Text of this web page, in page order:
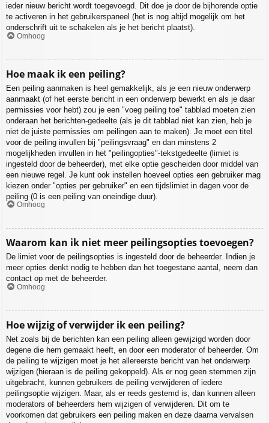
ieder nieuw bericht wordt toegevoegd. Dit doe je door de bijhorende optie
te activeren in het gebruikerspaneel (het is nog altijd mogelijk om het
onderschrift uit te schakelen als je het bericht plaatst).
Omhoog
Hoe maak ik een peiling?
Een peiling aanmaken is heel gemakkelijk, als je een nieuw onderwerp
aanmaakt (of het eerste bericht in een onderwerp bewerkt en als je daar
permissies voor hebt) zou je een "voeg peiling toe" tabblad moeten zien
onderaan het berichten-gedeelte (als je dit tabblad niet kan zien, heb je
niet de juiste permissies om peilingen aan te maken). Je moet een titel
voor de peiling invullen bij "peilingsvraag" en dan minstens 2
mogelijkheden invullen in het "peilingopties"-tekstgedeelte (limiet is
ingesteld door de beheerder), met elke optie gescheiden door middel van
een nieuwe regel. Je kunt ook instellen hoeveel opties een gebruiker mag
kiezen onder "opties per gebruiker" en een tijdslimiet in dagen voor de
peiling (0 is een peiling van oneindige duur).
Omhoog
Waarom kan ik niet meer peilingsopties toevoegen?
De limiet voor de peilingsopties is ingesteld door de beheerder. Indien je
meer opties denkt nodig te hebben dan het toegestane aantal, neem dan
contact op met de beheerder.
Omhoog
Hoe wijzig of verwijder ik een peiling?
Net zoals bij de berichten kan een peiling alleen gewijzigd worden door
degene die hem gemaakt heeft, en door een moderator of beheerder. Om
de peiling te wijzigen moet je het allereerste bericht van het onderwerp
wijzigen (hieraan is de peiling gekoppeld). Als er nog geen stemmen zijn
uitgebracht, kunnen gebruikers de peiling verwijderen of iedere
peilingsoptie wijzigen. Maar, als er reeds gestemd is, dan kunnen alleen
moderators of beheerders hem wijzigen of verwijderen. Dit om te
voorkomen dat gebruikers een peiling maken en deze daarna vervalsen